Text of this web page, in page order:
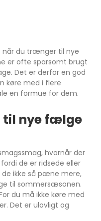
når du trænger til nye
er ofte sparsomt brugt
Det er derfor en god
køre med i flere
en formue for dem.
til nye fælge
hvornår der
de er ridsede eller
ikke så pæne mere,
til sommersæsonen.
du må ikke køre med
Det er ulovligt og